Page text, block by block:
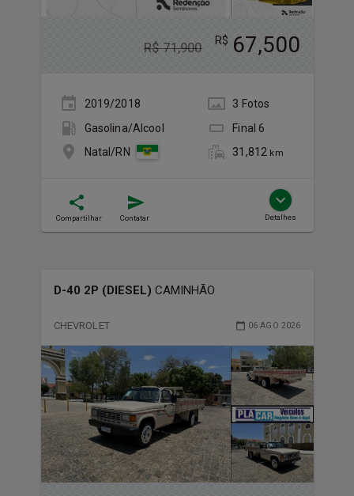
R$71,900 R$ 67,500
2019/2018 3 Fotos
Gasolina/Álcool
Final6
Natal/RN
31,812 km
Compartilhar Contatar Detalhes
D-40 2P (DIESEL) CAMINHÃO
CHEVROLET 06 AGO 2026